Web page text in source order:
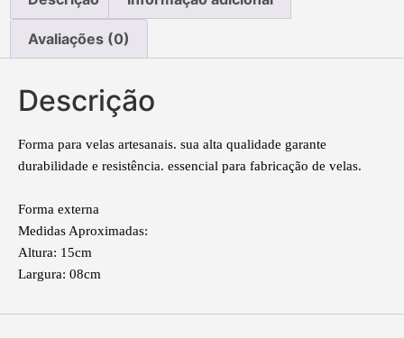
Avaliações (0)
Descrição
Forma para velas artesanais. sua alta qualidade garante
durabilidade e resistência. essencial para fabricação de velas.
Forma externa
Medidas Aproximadas:
Altura: 15cm
Largura: 08cm